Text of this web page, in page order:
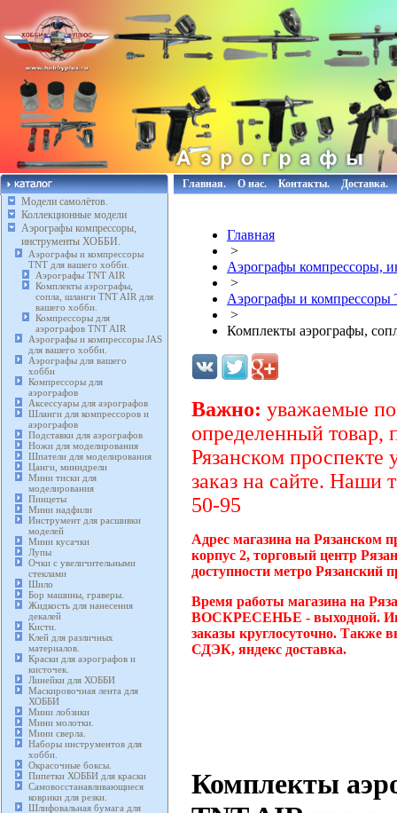
Модели самолётов.
Коллекционные модели
Аэрографы компрессоры,
инструменты ХОББИ.
Аэрографы и компрессоры
TNT для вашего хобби.
Аэрографы TNT AIR
Комплекты аэрографы,
сопла, шланги TNT AIR для
вашего хобби.
Компрессоры для
аэрографов TNT AIR
Аэрографы и компрессоры JAS
для вашего хобби.
Аэрографы для вашего
хобби
Компрессоры для
аэрографов
Аксессуары для аэрографов
Шланги для компрессоров и
аэрографов
Подставки для аэрографов
Ножи для моделирования
Шпатели для моделирования
Цанги, минидрели
Мини тиски для
моделирования
Пинцеты
Мини надфили
Инструмент для расшивки
моделей
Мини кусачки
Лупы
Очки с увеличительными
стеклами
Шило
Бор машины, граверы.
Жидкость для нанесения
декалей
Кисти.
Клей для различных
материалов.
Краски для аэрографов и
кисточек.
Линейки для ХОББИ
Маскировочная лента для
ХОББИ
Мини лобзики
Мини молотки.
Мини сверла.
Наборы инструментов для
хобби.
Окрасочные боксы.
Пипетки ХОББИ для краски
Самовосстанавливающиеся
коврики для резки.
Шлифовальная бумага для
Главная. О нас. Контакты. Доставка.
Главная
>
Аэрографы компрессоры,
>
Аэрографы и компрессоры
>
Комплекты аэрографы,
Важно: уважаемые
определенный товар,
Рязанском проспекте
заказ на сайте. Наши
50-95
Адрес магазина на Рязанском
корпус 2, торговый центр
доступности метро Рязанский
Время работы магазина на
ВОСКРЕСЕНЬЕ - выходной.
заказы круглосуточно. Также
СДЭК, яндекс доставка.
Комплекты